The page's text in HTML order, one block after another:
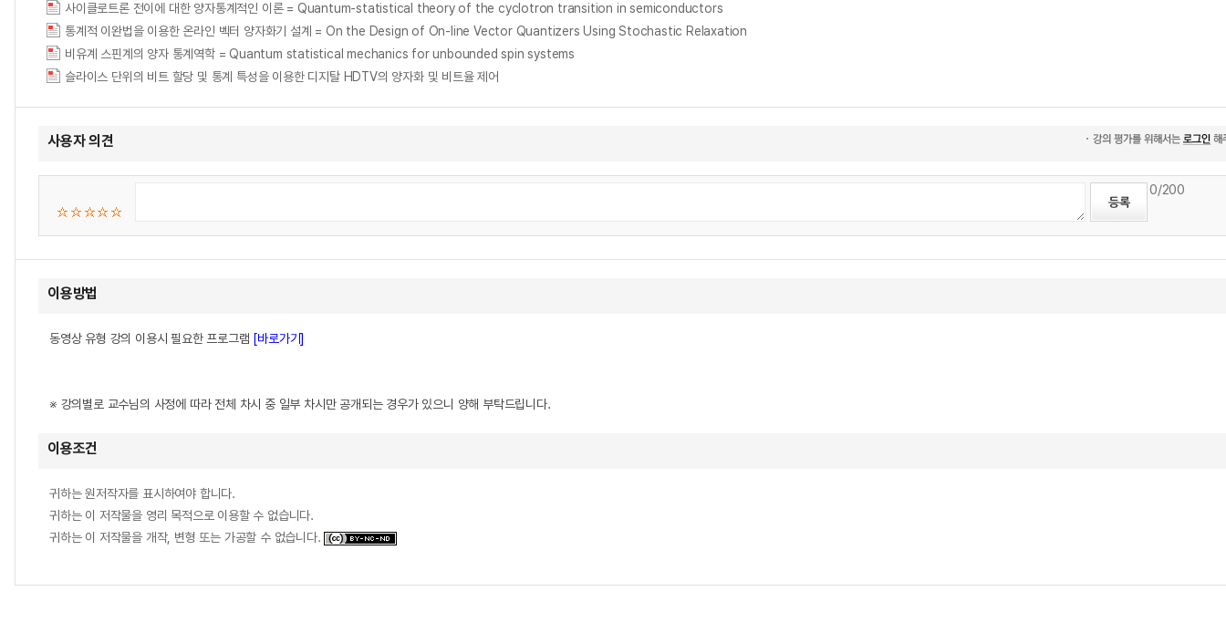
사이클로트론 전이에 대한 양자통계적인 이론 = Quantum-statistical theory of the cyclotron transition in semiconductors
통계적 이완법을 이용한 온라인 벡터 양자화기 설계 = On the Design of On-line Vector Quantizers Using Stochastic Relaxation
비유계 스핀계의 양자 통계역학 = Quantum statistical mechanics for unbounded spin systems
슬라이스 단위의 비트 할당 및 통계 특성을 이용한 디지탈 HDTV의 양자화 및 비트율 제어
사용자 의견
0/200
이용방법
동영상 유형 강의 이용시 필요한 프로그램 [바로가기]
※ 강의별로 교수님의 사정에 따라 전체 차시 중 일부 차시만 공개되는 경우가 있으니 양해 부탁드립니다.
이용조건
귀하는 원저작자를 표시하여야 합니다.
귀하는 이 저작물을 영리 목적으로 이용할 수 없습니다.
귀하는 이 저작물을 개작, 변형 또는 가공할 수 없습니다.